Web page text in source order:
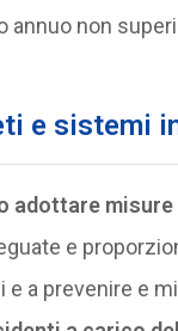
annuo non
e sistemi
adottare
e
e a prevenire e